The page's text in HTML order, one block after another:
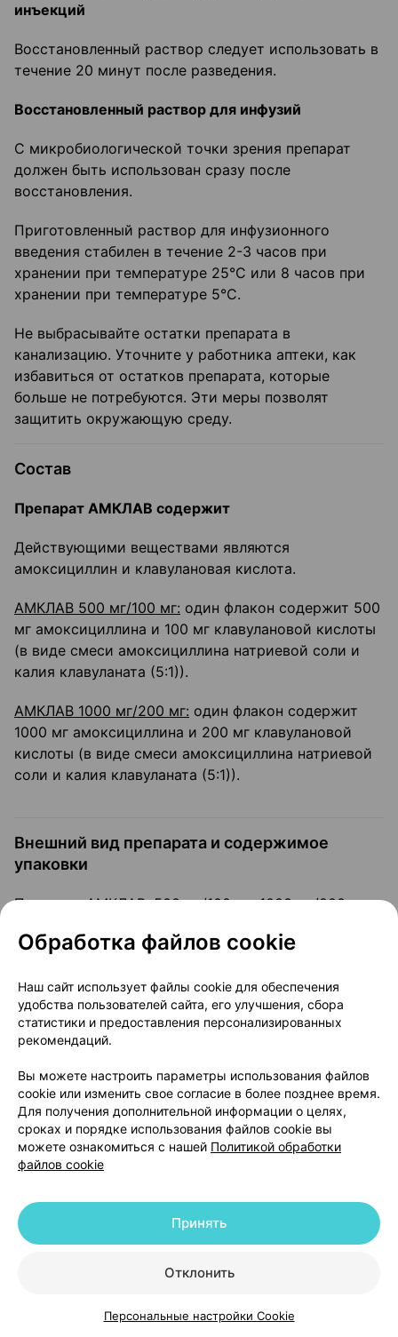
КаталогКорзинаИзбранноеПрофиль
инъекций
Восстановленный раствор следует использовать в
течение 20 минут после разведения.
Восстановленный раствор для инфузий
С микробиологической точки зрения препарат
должен быть использован сразу после
восстановления.
Приготовленный раствор для инфузионного
введения стабилен в течение 2-3 часов при
хранении при температуре 25°C или 8 часов при
хранении при температуре 5°C.
Не выбрасывайте остатки препарата в
канализацию. Уточните у работника аптеки, как
избавиться от остатков препарата, которые
больше не потребуются. Эти меры позволят
защитить окружающую среду.
Состав
Препарат АМКЛАВ содержит
Действующими веществами являются
амоксициллин и клавулановая кислота.
АМКЛАВ 500 мг/100 мг: один флакон содержит 500
мг амоксициллина и 100 мг клавулановой кислоты
(в виде смеси амоксициллина натриевой соли и
калия клавуланата (5:1)).
АМКЛАВ 1000 мг/200 мг: один флакон содержит
1000 мг амоксициллина и 200 мг клавулановой
кислоты (в виде смеси амоксициллина натриевой
соли и калия клавуланата (5:1)).
Внешний вид препарата и содержимое
упаковки
Препарат АМКЛАВ, 500 мг/100 мг, 1000 мг/200 мг,
внутривенного введения, представляет собой
мг/100 мг или по 1000 мг/200 мг во флаконы
вместимостью 20 мл, укупоренные пробками
резиновыми. Флаконы обкатывают колпачками
алюминиевыми, или комбинированными, или
алюмопластиковыми, или комбинированными из
алюминия и пластмассы. На флакон наклеивают
этикетку самоклеящуюся. 1 флакон или 5 флаконов
вместе с листком-вкладышем помещают в пачку
из картона.
Упаковка для стационаров: 40 флаконов с одним
листком-вкладышем в групповые коробки.
Обработка файлов cookie
Наш сайт использует файлы cookie для обеспечения
удобства пользователей сайта, его улучшения, сбора
статистики и предоставления персонализированных
рекомендаций.
Вы можете настроить параметры использования файлов
cookie или изменить свое согласие в более позднее время.
Для получения дополнительной информации о целях,
сроках и порядке использования файлов cookie вы
можете ознакомиться с нашей Политикой обработки
файлов cookie
Отклонить
Принять
Персональные настройки Cookie